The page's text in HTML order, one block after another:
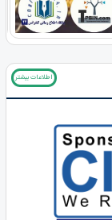
اطلاعات بیشتر